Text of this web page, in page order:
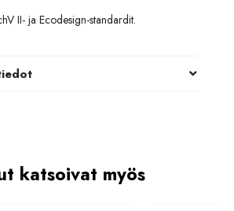
II- ja Ecodesign-standardit.
katsoivat myös